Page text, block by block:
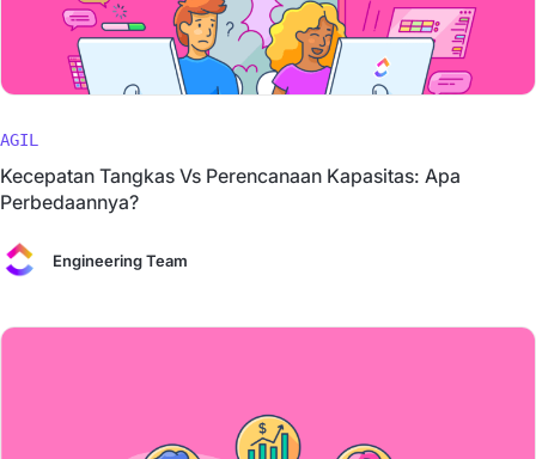
AGIL
Kecepatan Tangkas Vs Perencanaan Kapasitas: Apa
Perbedaannya?
Engineering Team